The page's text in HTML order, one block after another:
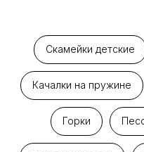
Скамейки детские
Качалки на пружине
Горки